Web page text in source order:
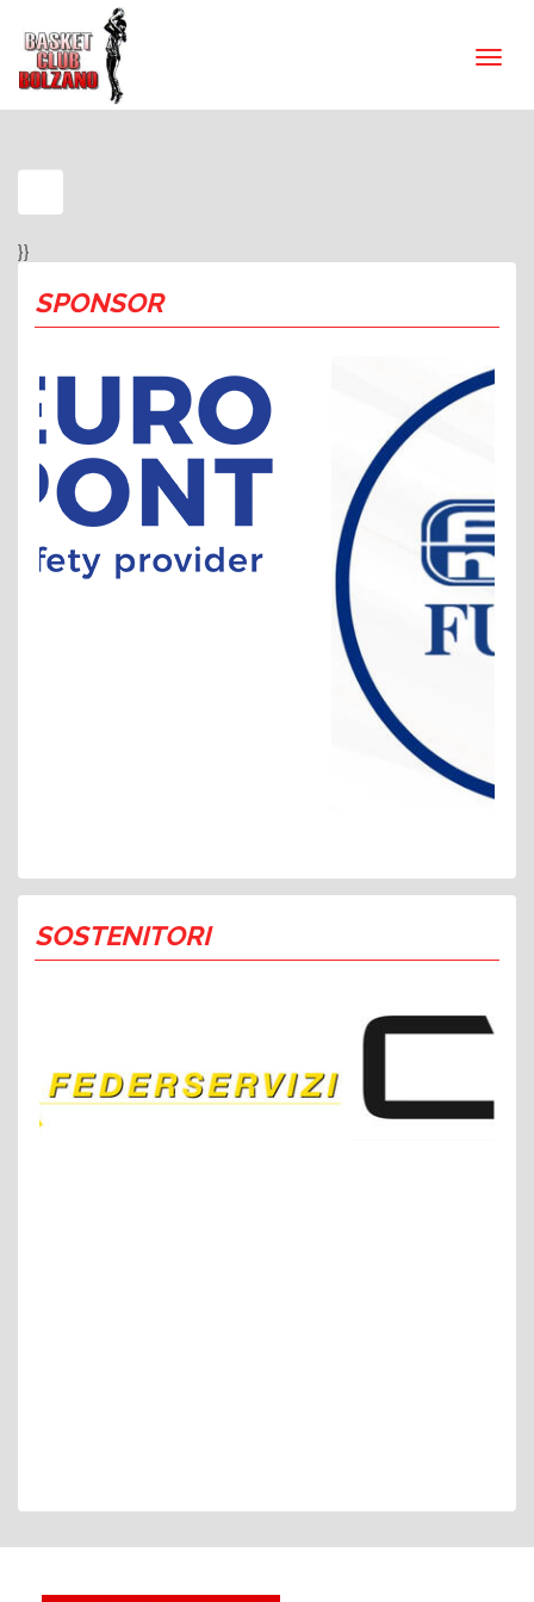
}}
SPONSOR
SOSTENITORI